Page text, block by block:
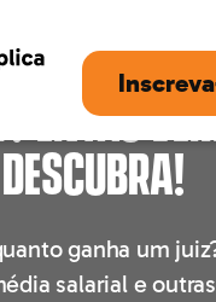
Então vem
ganha um
salarial e outras